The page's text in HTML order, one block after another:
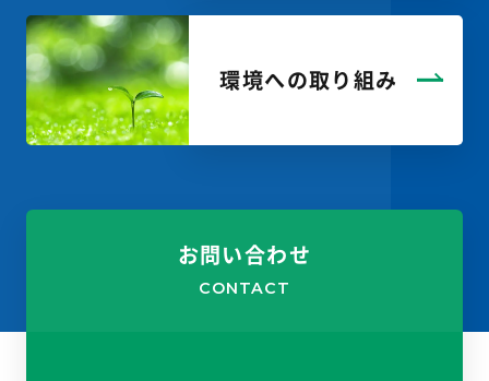
環境への取り組み
お問い合わせ
CONTACT